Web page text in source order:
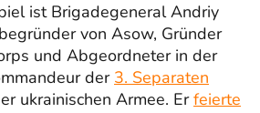
ist Brigadegeneral Andriy
von Asow, Gründer
und Abgeordneter in der
der 3. Separaten
ukrainischen Armee. Erfeierte